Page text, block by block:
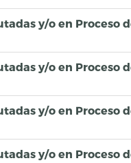
y/o en Proceso
y/o en Proceso
y/o en Proceso
y/o en Proceso